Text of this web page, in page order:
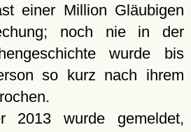
einer Million Gläubigen
noch nie in der
wurde bis
so kurz nach ihrem
2013 wurde gemeldet,